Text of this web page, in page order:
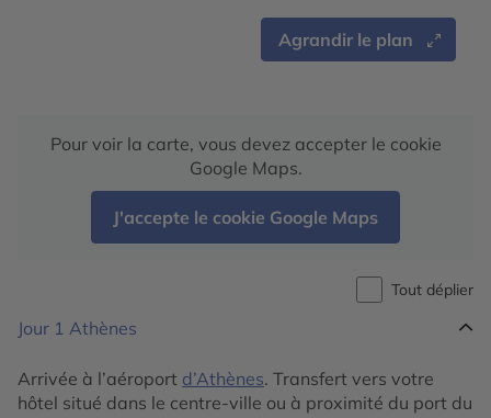
Agrandir le plan
Pour voir la carte, vous devez accepter le cookie
Google Maps.
J'accepte le cookie Google Maps
Tout déplier
Jour 1 Athènes
Arrivée à l’aéroport d’Athènes. Transfert vers votre
hôtel situé dans le centre-ville ou à proximité du port du